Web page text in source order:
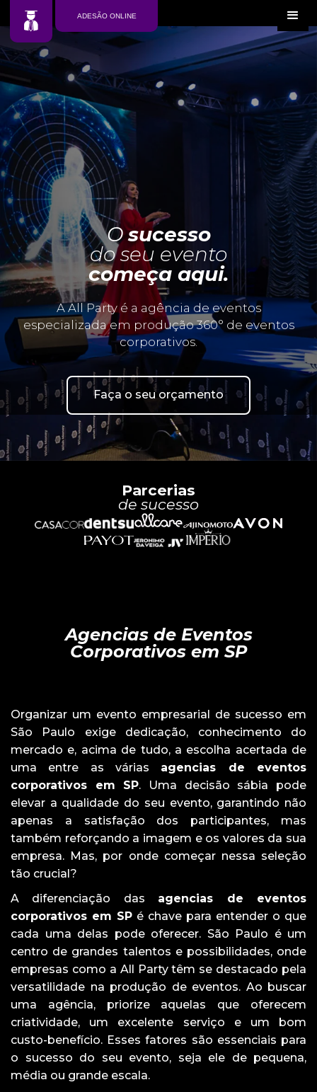
ADESÃO ONLINE
Osucesso
do seu evento
começa aqui.
A All Party é a agência de eventos
especializada em produção 360° de eventos
corporativos.
Faça o seu orçamento
Parcerias
de sucesso
Agencias de Eventos
Corporativos em SP
Organizar um evento empresarial de sucesso em
São Paulo exige dedicação, conhecimento do
mercado e, acima de tudo, a escolha acertada de
uma entre as várias agencias de eventos
corporativos em SP. Uma decisão sábia pode
elevar a qualidade do seu evento, garantindo não
apenas a satisfação dos participantes, mas
também reforçando a imagem e os valores da sua
empresa. Mas, por onde começar nessa seleção
tão crucial?
A diferenciação das agencias de eventos
corporativos em SP é chave para entender o que
cada uma delas pode oferecer. São Paulo é um
centro de grandes talentos e possibilidades, onde
empresas como a All Party têm se destacado pela
versatilidade na produção de eventos. Ao buscar
uma agência, priorize aquelas que oferecem
criatividade, um excelente serviço e um bom
custo-benefício. Esses fatores são essenciais para
o sucesso do seu evento, seja ele de pequena,
média ou grande escala.